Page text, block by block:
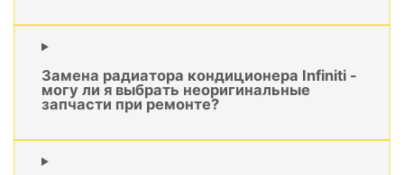
Замена радиатора кондиционера Infiniti -
могу ли я выбрать неоригинальные
запчасти при ремонте?